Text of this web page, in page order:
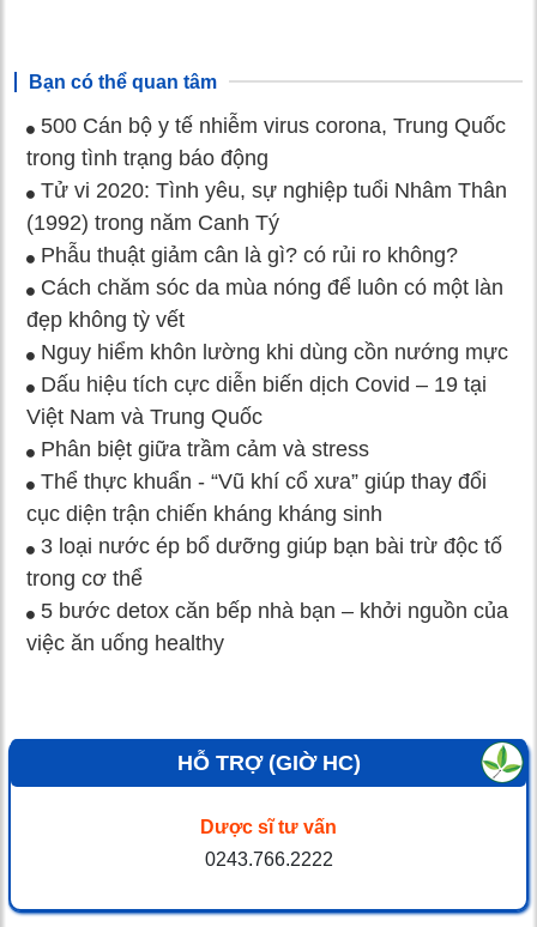
Bạn có thể quan tâm
500 Cán bộ y tế nhiễm virus corona, Trung Quốc
trong tình trạng báo động
Tử vi 2020: Tình yêu, sự nghiệp tuổi Nhâm Thân
(1992) trong năm Canh Tý
Phẫu thuật giảm cân là gì? có rủi ro không?
Cách chăm sóc da mùa nóng để luôn có một làn
đẹp không tỳ vết
Nguy hiểm khôn lường khi dùng cồn nướng mực
Dấu hiệu tích cực diễn biến dịch Covid – 19 tại
Việt Nam và Trung Quốc
Phân biệt giữa trầm cảm và stress
Thể thực khuẩn - “Vũ khí cổ xưa” giúp thay đổi
cục diện trận chiến kháng kháng sinh
3 loại nước ép bổ dưỡng giúp bạn bài trừ độc tố
trong cơ thể
5 bước detox căn bếp nhà bạn – khởi nguồn của
việc ăn uống healthy
HỖ TRỢ (GIỜ HC)
Dược sĩ tư vấn
0243.766.2222